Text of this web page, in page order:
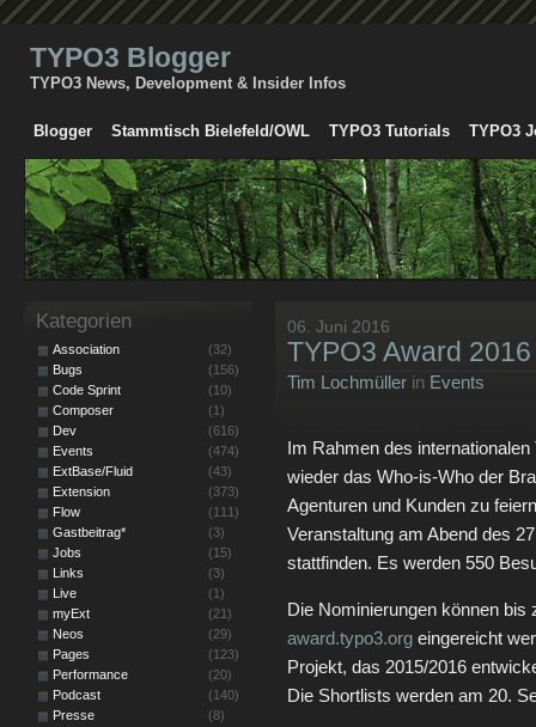
TYPO3 Blogger
TYPO3 News, Development & Insider Infos
Blogger Stammtisch Bielefeld/OWL TYPO3 Tutorials TYPO3
06. Juni 2016
TYPO3 Award
Tim Lochmüller in Events
Im Rahmen des
wieder das Who-is-Who der
Agenturen und Kunden zu
Veranstaltung am Abend des
stattfinden. Es werden 550
Die Nominierungen können bis
award.typo3.org eingereicht
Projekt, das 2015/2016
Die Shortlists werden am 20.
Kategorien
Association
(32)
Bugs
(156)
Code Sprint
(10)
Composer
(1)
Dev
(616)
Events
(474)
ExtBase/Fluid
(43)
Extension
(373)
Flow
(111)
Gastbeitrag*
(3)
Jobs
(15)
Links
(3)
Live
(1)
myExt
(21)
Neos
(29)
Pages
(123)
Performance
(20)
Podcast
(140)
Presse
(8)